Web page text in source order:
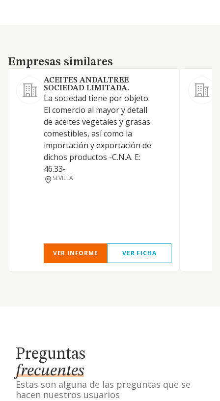
Empresas similares
Empresas similares
ACEITES ANDALTREE
SOCIEDAD LIMITADA.
La sociedad tiene por objeto:
El comercio al mayor y detall
de aceites vegetales y grasas
comestibles, así como la
importación y exportación de
dichos productos -C.N.A. E:
46.33-
SEVILLA
VER INFORME VER FICHA
Preguntas
frecuentes
Estas son alguna de las preguntas que se
hacen nuestros usuarios